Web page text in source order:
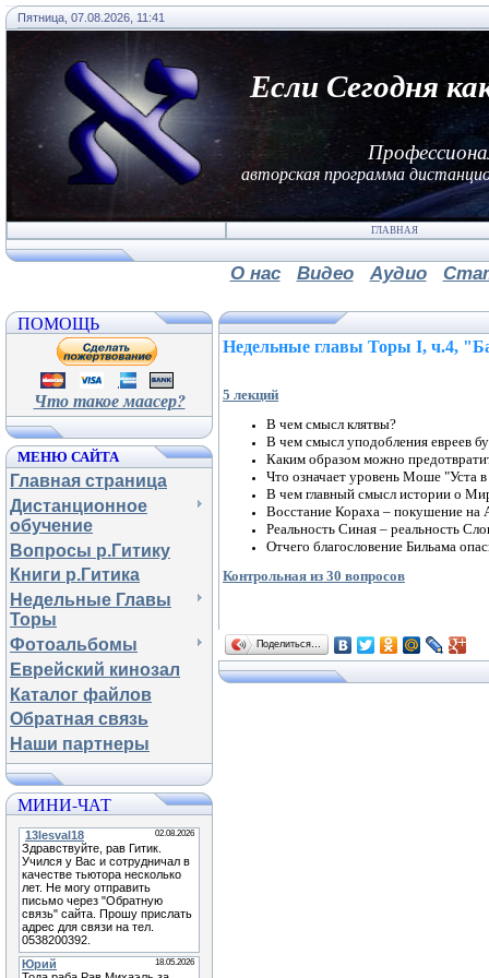
Пятница, 07.08.2026, 11:41
Если Сегодня
авторская программа
ГЛАВНАЯ
О нас Видео Аудио
ПОМОЩЬ
Что такое маасер?
МЕНЮ САЙТА
Главная страница
Дистанционное
обучение
Вопросы р.Гитику
Книги р.Гитика
Недельные Главы
Торы
Фотоальбомы
Еврейский кинозал
Каталог файлов
Обратная связь
Наши партнеры
МИНИ-ЧАТ
Недельные главы Торы I, ч.4,
5 лекций
В чем смысл клятвы?
В чем смысл уподобления евреев
Каким образом можно
Что означает уровень Моше "Уста
В чем главный смысл истории о
Восстание Кораха – покушение на
Реальность Синая – реальность
Отчего благословение Бильама
Контрольная из 30 вопросов
Поделиться…